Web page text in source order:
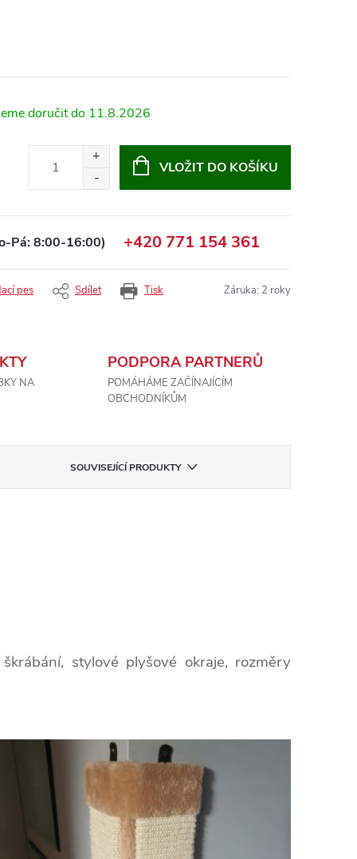
11.8.2026
VLOŽIT DO KOŠÍKU
Pá: 8:00-16:00) +420 771 154 361
Tisk
pes Sdílet Záruka: 2 roky
NA
PODPORA PARTNERŮ
POMÁHÁME ZAČÍNAJÍCÍM
OBCHODNÍKŮM
SOUVISEJÍCÍ PRODUKTY
stylové plyšové okraje, rozměry